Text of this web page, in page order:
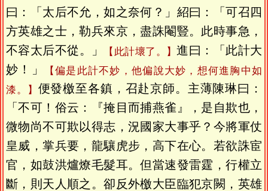
曰：「太后不允，如之奈何？」紹曰：「可召四
方英雄之士，勒兵來京，盡誅閹豎。此時事急，
不容太后不從。」
【此計壞了。】進曰：「此計大
妙！」
【偏是此計不妙，他偏說大妙，想何進胸中如
漆。】 便發檄至各鎮，召赴京師。主薄陳琳曰：
「不可！俗云：『掩目而捕燕雀』，是自欺也，
微物尚不可欺以得志，況國家大事乎？今將軍仗
皇威，掌兵要，龍驤虎步，高下在心。若欲誅宦
官，如鼓洪爐燎毛髮耳。但當速發雷霆，行權立
斷，則天人順之。卻反外檄大臣臨犯京闕，英雄